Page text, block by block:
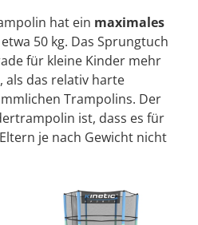
hat ein maximales
50 kg. Das Sprungtuch
für kleine Kinder mehr
als das relativ harte
Trampolins. Der
ist, dass es für
je nach Gewicht nicht